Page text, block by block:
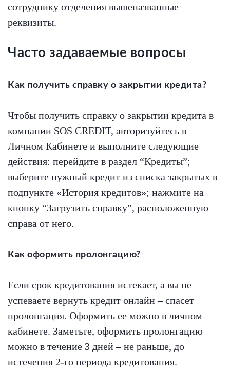
сотруднику отделения вышеназванные
реквизиты.
Часто задаваемые вопросы
Как получить справку о закрытии кредита?
Чтобы получить справку о закрытии кредита в
компании SOS CREDIT, авторизуйтесь в
Личном Кабинете и выполните следующие
действия: перейдите в раздел “Кредиты”;
выберите нужный кредит из списка закрытых в
подпункте «История кредитов»; нажмите на
кнопку “Загрузить справку”, расположенную
справа от него.
Как оформить пролонгацию?
Если срок кредитования истекает, а вы не
успеваете вернуть кредит онлайн – спасет
пролонгация. Оформить ее можно в личном
кабинете. Заметьте, оформить пролонгацию
можно в течение 3 дней – не раньше, до
истечения 2-го периода кредитования.